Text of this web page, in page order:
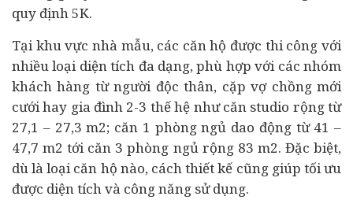
quy định 5K.
Tại khu vực nhà mẫu, các căn hộ được thi công với
nhiều loại diện tích đa dạng, phù hợp với các nhóm
khách hàng từ người độc thân, cặp vợ chồng mới
cưới hay gia đình 2-3 thế hệ như căn studio rộng từ
27,1 – 27,3 m2; căn 1 phòng ngủ dao động từ 41 –
47,7 m2 tới căn 3 phòng ngủ rộng 83 m2. Đặc biệt,
dù là loại căn hộ nào, cách thiết kế cũng giúp tối ưu
được diện tích và công năng sử dụng.